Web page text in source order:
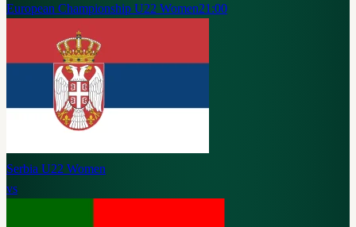
European Championship U22 Women21:00
Serbia U22 Women
vs